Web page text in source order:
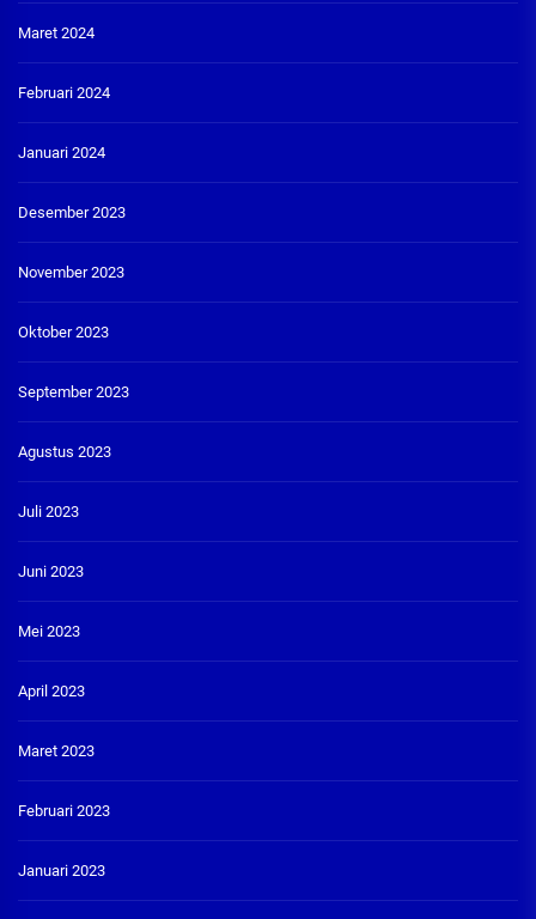
Maret 2024
Februari 2024
Januari 2024
Desember 2023
November 2023
Oktober 2023
September 2023
Agustus 2023
Juli 2023
Juni 2023
Mei 2023
April 2023
Maret 2023
Februari 2023
Januari 2023